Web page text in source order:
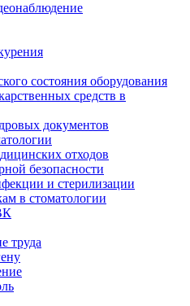
состояния оборудования
средств в
документов
отходов
безопасности
и стерилизации
в стоматологии
труда